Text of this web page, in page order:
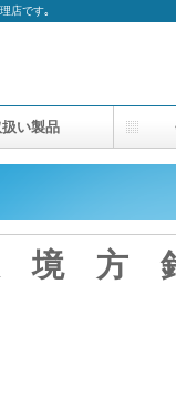
店です｡
境 方
い製品